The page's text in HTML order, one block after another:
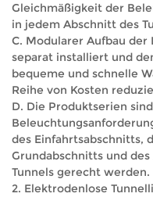
Gleichmäßigkeit der
in jedem Abschnitt des
C. Modularer Aufbau
separat installiert und
bequeme und schnelle
Reihe von Kosten
D. Die Produktserien
des Einfahrtsabschnitts,
Grundabschnitts und
Tunnels gerecht werden.
2. Elektrodenlose